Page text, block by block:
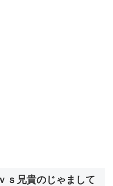
ｓ兄貴のじゃまして